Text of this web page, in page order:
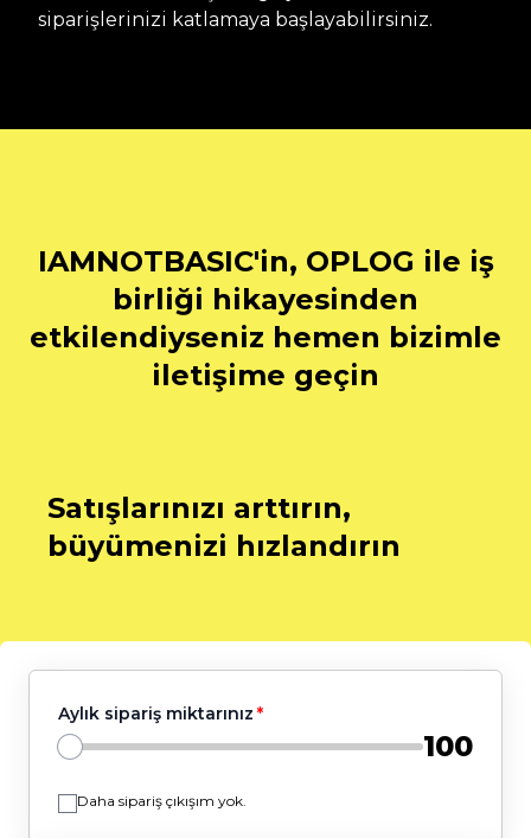
siparişlerinizi katlamaya başlayabilirsiniz.
IAMNOTBASIC'in, OPLOG ile iş
birliği hikayesinden
etkilendiyseniz hemen bizimle
iletişime geçin
Satışlarınızı arttırın,
büyümenizi hızlandırın
Aylık sipariş miktarınız
100
Daha sipariş çıkışım yok.